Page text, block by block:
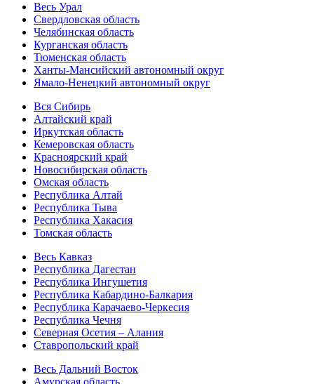
Весь Урал
Свердловская область
Челябинская область
Курганская область
Тюменская область
Ханты-Мансийский автономный округ
Ямало-Ненецкий автономный округ
Вся Сибирь
Алтайский край
Иркутская область
Кемеровская область
Красноярский край
Новосибирская область
Омская область
Республика Алтай
Республика Тыва
Республика Хакасия
Томская область
Весь Кавказ
Республика Дагестан
Республика Ингушетия
Республика Кабардино-Балкария
Республика Карачаево-Черкесия
Республика Чечня
Северная Осетия – Алания
Ставропольский край
Весь Дальний Восток
Амурская область